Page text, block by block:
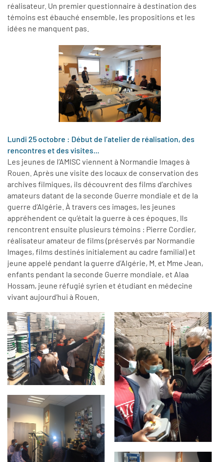
réalisateur. Un premier questionnaire à destination des
témoins est ébauché ensemble, les propositions et les
idées ne manquent pas.
Lundi 25 octobre : Début de l’atelier de réalisation, des
rencontres et des visites...
Les jeunes de l’AMISC viennent à Normandie Images à
Rouen. Après une visite des locaux de conservation des
archives filmiques, ils découvrent des films d’archives
amateurs datant de la seconde Guerre mondiale et de la
guerre d’Algérie. À travers ces images, les jeunes
appréhendent ce qu’était la guerre à ces époques. Ils
rencontrent ensuite plusieurs témoins : Pierre Cordier,
réalisateur amateur de films (préservés par Normandie
Images, films destinés initialement au cadre familial) et
jeune appelé pendant la guerre d’Algérie, M. et Mme Jean,
enfants pendant la seconde Guerre mondiale, et Alaa
Hossam, jeune réfugié syrien et étudiant en médecine
vivant aujourd’hui à Rouen.